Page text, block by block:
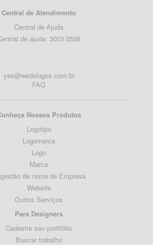
Central de Atendimento
Central de Ajuda
de ajuda: 3003 0528
yes@wedologos.com.br
FAQ
Nossos Produtos
Logotipo
Logomarca
Logo
Marca
de nome de Empresa
Website
Outros Serviços
Para Designers
Cadastre seu portifólio
Buscar trabalho